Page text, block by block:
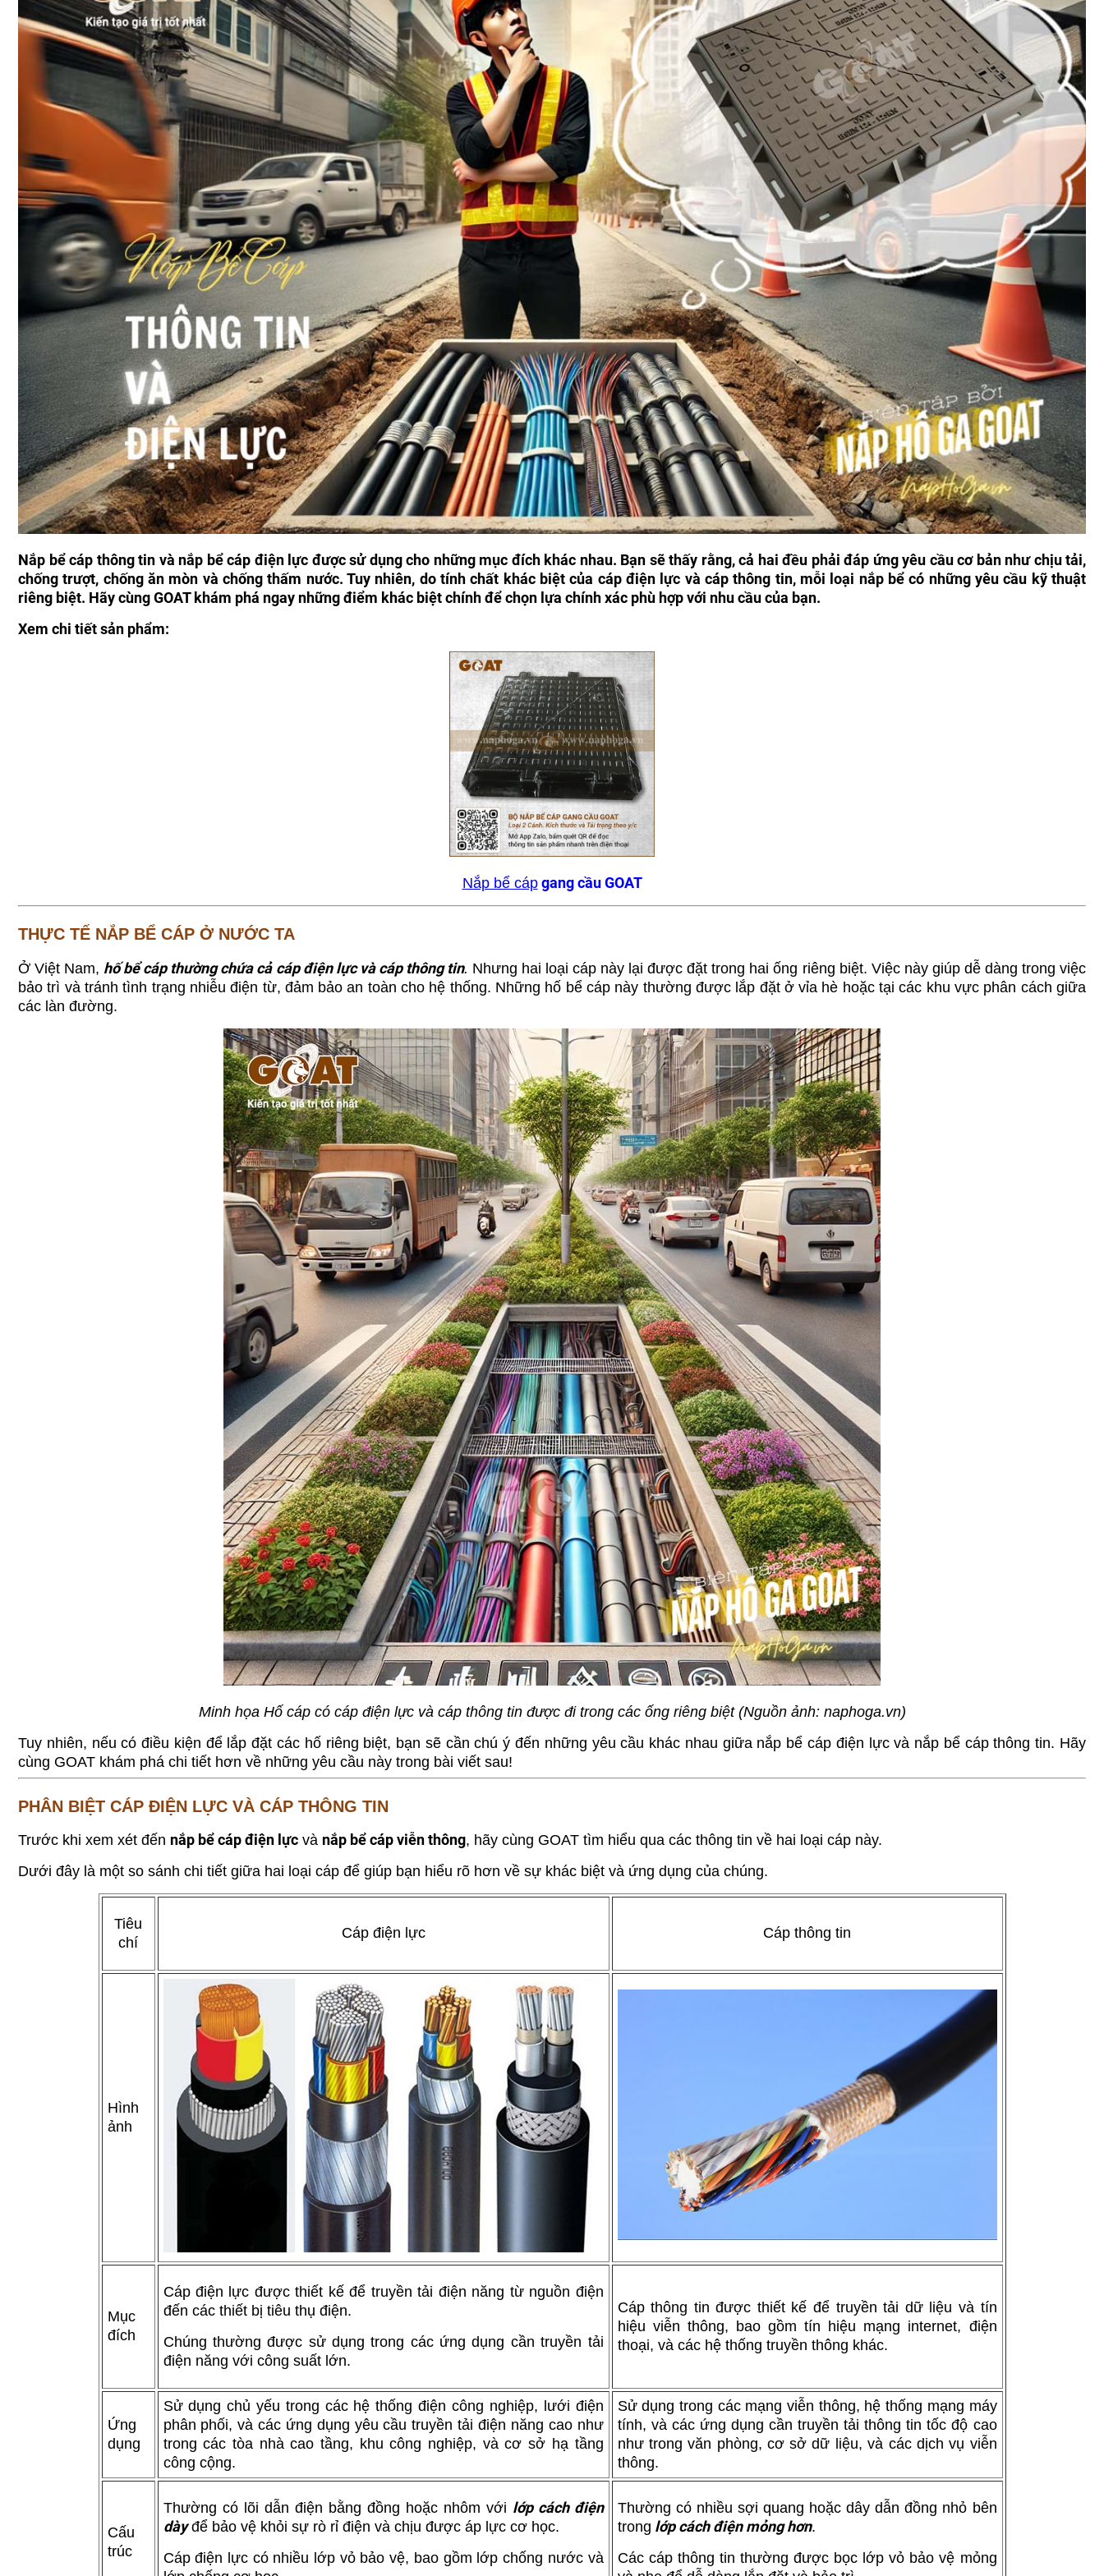
PHỄU THU NƯỚC MẶT CẦU - TẦNG HẦM - SÂN VƯỜN
NẮP THOÁT NƯỚC SÂN GOLF
CÁC SẢN PHẨM GANG - COMPOSITE KHÁC
Nắp bể cáp thông tin và nắp bể cáp điện lực được sử dụng cho những mục đích khác nhau. Bạn sẽ thấy rằng, cả hai đều phải đáp ứng yêu cầu cơ bản như chịu tải,
chống trượt, chống ăn mòn và chống thấm nước. Tuy nhiên, do tính chất khác biệt của cáp điện lực và cáp thông tin, mỗi loại nắp bể có những yêu cầu kỹ thuật
riêng biệt. Hãy cùng GOAT khám phá ngay những điểm khác biệt chính để chọn lựa chính xác phù hợp với nhu cầu của bạn.
Xem chi tiết sản phẩm:
Nắp bể cáp gang cầu GOAT
THỰC TẾ NẮP BỂ CÁP Ở NƯỚC TA
Ở Việt Nam, hố bể cáp thường chứa cả cáp điện lực và cáp thông tin. Nhưng hai loại cáp này lại được đặt trong hai ống riêng biệt. Việc này giúp dễ dàng trong việc
bảo trì và tránh tình trạng nhiễu điện từ, đảm bảo an toàn cho hệ thống. Những hố bể cáp này thường được lắp đặt ở vỉa hè hoặc tại các khu vực phân cách giữa
các làn đường.
Minh họa Hố cáp có cáp điện lực và cáp thông tin được đi trong các ống riêng biệt (Nguồn ảnh: naphoga.vn)
Tuy nhiên, nếu có điều kiện để lắp đặt các hố riêng biệt, bạn sẽ cần chú ý đến những yêu cầu khác nhau giữa nắp bể cáp điện lực và nắp bể cáp thông tin. Hãy
cùng GOAT khám phá chi tiết hơn về những yêu cầu này trong bài viết sau!
PHÂN BIỆT CÁP ĐIỆN LỰC VÀ CÁP THÔNG TIN
Trước khi xem xét đến nắp bể cáp điện lực và nắp bể cáp viễn thông, hãy cùng GOAT tìm hiểu qua các thông tin về hai loại cáp này.
Dưới đây là một so sánh chi tiết giữa hai loại cáp để giúp bạn hiểu rõ hơn về sự khác biệt và ứng dụng của chúng.
Tiêu
chí
Cáp điện lực Cáp thông tin
Hình
ảnh
Mục
đích
Cáp điện lực được thiết kế để truyền tải điện năng từ nguồn điện
đến các thiết bị tiêu thụ điện.
Chúng thường được sử dụng trong các ứng dụng cần truyền tải
điện năng với công suất lớn.
Cáp thông tin được thiết kế để truyền tải dữ liệu và tín
hiệu viễn thông, bao gồm tín hiệu mạng internet, điện
thoại, và các hệ thống truyền thông khác.
Ứng
dụng
Sử dụng chủ yếu trong các hệ thống điện công nghiệp, lưới điện
phân phối, và các ứng dụng yêu cầu truyền tải điện năng cao như
trong các tòa nhà cao tầng, khu công nghiệp, và cơ sở hạ tầng
công cộng.
Sử dụng trong các mạng viễn thông, hệ thống mạng máy
tính, và các ứng dụng cần truyền tải thông tin tốc độ cao
như trong văn phòng, cơ sở dữ liệu, và các dịch vụ viễn
thông.
Cấu
trúc
Thường có lõi dẫn điện bằng đồng hoặc nhôm với lớp cách điện
dàyđể bảo vệ khỏi sự rò rỉ điện và chịu được áp lực cơ học.
Cáp điện lực có nhiều lớp vỏ bảo vệ, bao gồm lớp chống nước và
Thường có nhiều sợi quang hoặc dây dẫn đồng nhỏ bên
trong lớp cách điện mỏng hơn.
Các cáp thông tin thường được bọc lớp vỏ bảo vệ mỏng